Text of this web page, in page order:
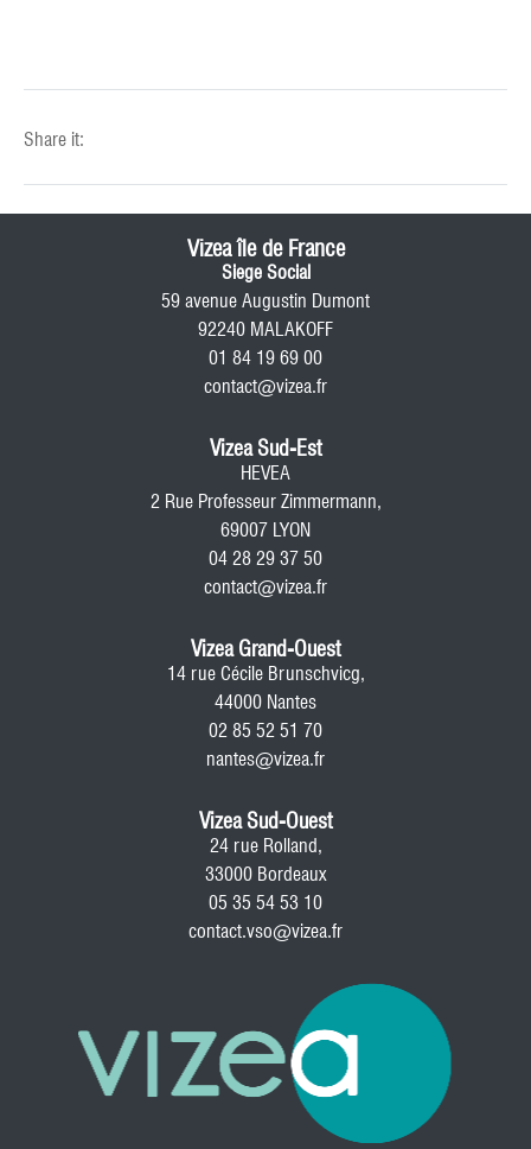
Share it:
Vizea île de France
Siege Social
59 avenue Augustin Dumont
92240 MALAKOFF
01 84 19 69 00
contact@vizea.fr
Vizea Sud-Est
HEVEA
2 Rue Professeur Zimmermann,
69007 LYON
04 28 29 37 50
contact@vizea.fr
Vizea Grand-Ouest
14 rue Cécile Brunschvicg,
44000 Nantes
02 85 52 51 70
nantes@vizea.fr
Vizea Sud-Ouest
24 rue Rolland,
33000 Bordeaux
05 35 54 53 10
contact.vso@vizea.fr